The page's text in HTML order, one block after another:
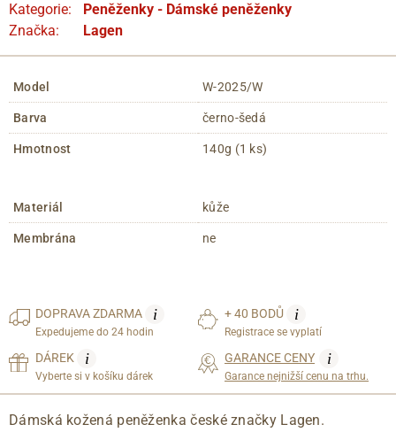
Kategorie:
Peněženky - Dámské peněženky
Značka:
Lagen
Model W-2025/W
Barva černo-šedá
Hmotnost 140g (1 ks)
Materiál kůže
Membrána ne
DOPRAVAZDARMA i
Expedujeme do 24 hodin
+ 40 BODŮ i
Registrace se vyplatí
DÁREK i
Vyberte si v košíku dárek
GARANCE CENY i
Garance nejnižší cenu na trhu.
Dámská kožená peněženka české značky Lagen.